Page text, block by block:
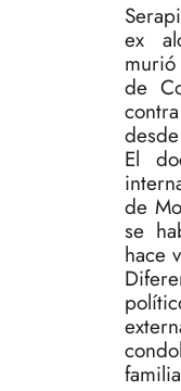
ex
de
El
de
se
hace